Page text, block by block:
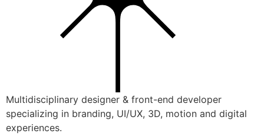
Multidisciplinary designer & front-end developer
specializing in branding, UI/UX, 3D, motion and digital
experiences.